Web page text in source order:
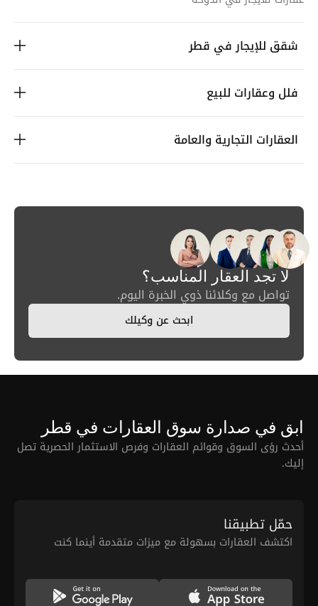
شقق للإيجار في قطر
فلل وعقارات للبيع
العقارات التجارية والعامة
لا تجد العقار المناسب؟
تواصل مع وكلائنا ذوي الخبرة اليوم.
ابحث عن وكيلك
ابق في صدارة سوق العقارات في قطر
أحدث رؤى السوق وقوائم العقارات وفرص الاستثمار الحصرية تصل
إليك.
حمّل تطبيقنا
اكتشف العقارات بسهولة مع ميزات متقدمة أينما كنت